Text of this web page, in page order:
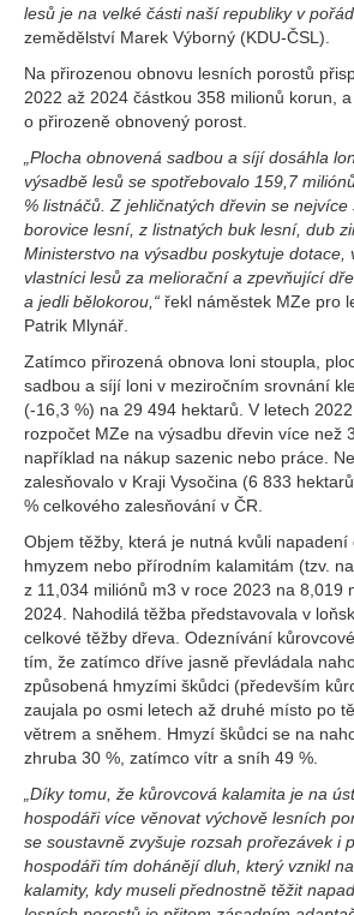
lesů je na velké části naší republiky v
zemědělství Marek Výborný (KDU-ČSL).
Na přirozenou obnovu lesních porostů
2022 až 2024 částkou 358 milionů korun,
o přirozeně obnovený porost.
„Plocha obnovená sadbou a síjí dosáhla
výsadbě lesů se spotřebovalo 159,7
% listnáčů. Z jehličnatých dřevin se nejvíce
borovice lesní, z listnatých buk lesní, dub
Ministerstvo na výsadbu poskytuje dotace,
vlastníci lesů za meliorační a zpevňující
a jedli bělokorou,“ řekl náměstek MZe pro
Patrik Mlynář.
Zatímco přirozená obnova loni stoupla,
sadbou a síjí loni v meziročním srovnání
(-16,3 %) na 29 494 hektarů. V letech
rozpočet MZe na výsadbu dřevin více než
například na nákup sazenic nebo práce.
zalesňovalo v Kraji Vysočina (6 833
% celkového zalesňování v ČR.
Objem těžby, která je nutná kvůli napadení
hmyzem nebo přírodním kalamitám (tzv.
z 11,034 miliónů m3 v roce 2023 na 8,019
2024. Nahodilá těžba představovala v
celkové těžby dřeva. Odeznívání
tím, že zatímco dříve jasně převládala
způsobená hmyzími škůdci (především
zaujala po osmi letech až druhé místo po
větrem a sněhem. Hmyzí škůdci se na
zhruba 30 %, zatímco vítr a sníh 49 %.
„Díky tomu, že kůrovcová kalamita je na
hospodáři více věnovat výchově lesních
se soustavně zvyšuje rozsah prořezávek i
hospodáři tím dohánějí dluh, který vznikl
kalamity, kdy museli přednostně těžit